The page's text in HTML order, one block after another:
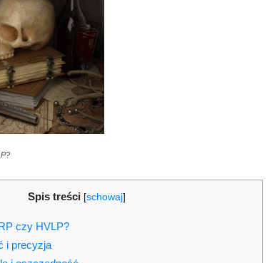
Spis treści [schowaj]
czy HVLP?
i precyzja